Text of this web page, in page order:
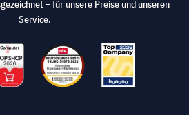
– für unsere Preise und unseren
Service.